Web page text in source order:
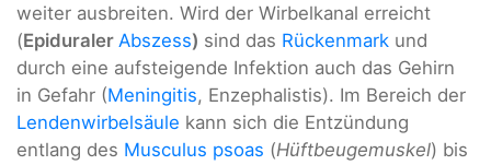
weiter ausbreiten. Wird der Wirbelkanal erreicht
(Epiduraler Abszess) sind das Rückenmark und
durch eine aufsteigende Infektion auch das Gehirn
in Gefahr (Meningitis, Enzephalistis). Im Bereich der
Lendenwirbelsäule kann sich die Entzündung
entlang des Musculus psoas (Hüftbeugemuskel) bis